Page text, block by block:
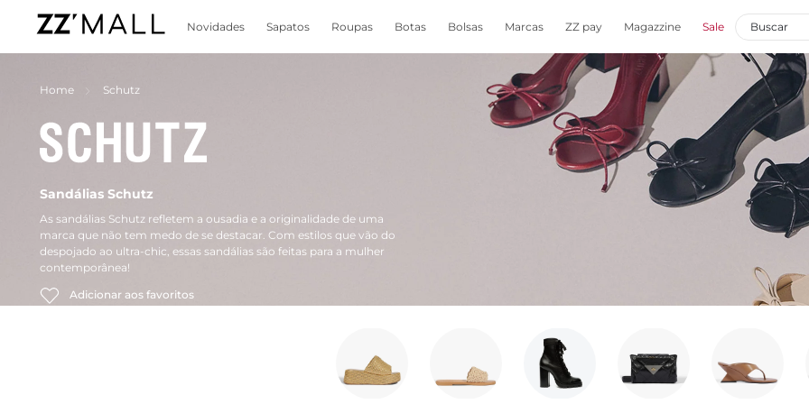
Novidades Sapatos Roupas Botas Bolsas Marcas ZZ pay Magazzine Sale
Home Schutz
Sandálias Schutz
As sandálias Schutz refletem a ousadia e a originalidade de uma
marca que não tem medo de se destacar. Com estilos que vão do
despojado ao ultra-chic, essas sandálias são feitas para a mulher
contemporânea!
Adicionar aos favoritos